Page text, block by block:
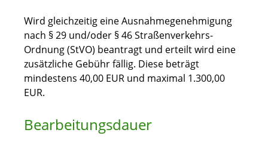
Wird gleichzeitig eine Ausnahmegenehmigung
nach § 29 und/oder § 46 Straßenverkehrs-
Ordnung (StVO) beantragt und erteilt wird eine
zusätzliche Gebühr fällig. Diese beträgt
mindestens 40,00 EUR und maximal 1.300,00
EUR.
Bearbeitungsdauer